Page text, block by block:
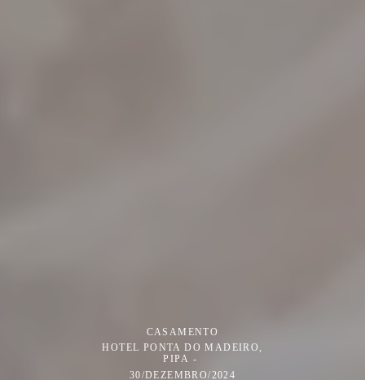
CASAMENTO
HOTEL PONTA DO MADEIRO,
PIPA
30/DEZEMBRO/2024